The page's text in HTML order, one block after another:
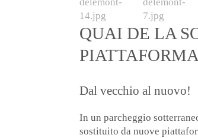
QUAI DE LA
Dal vecchio al nuovo!
In un parcheggio
sostituito da nuove